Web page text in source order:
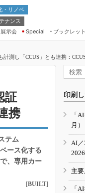
・リノベ
ナンス
展示会
Special ブックレット
測し「CCUS」とも連携：
証
携
テム
ース化する
、専用カー
[BUILT]
印刷
「
月）
AI／
主
「